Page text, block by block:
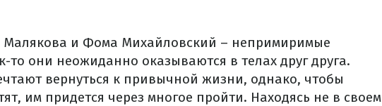
Малякова и Фома Михайловский – непримиримые
то они неожиданно оказываются в телах друг друга.
вернуться к привычной жизни, однако, чтобы
им придется через многое пройти. Находясь не в своем